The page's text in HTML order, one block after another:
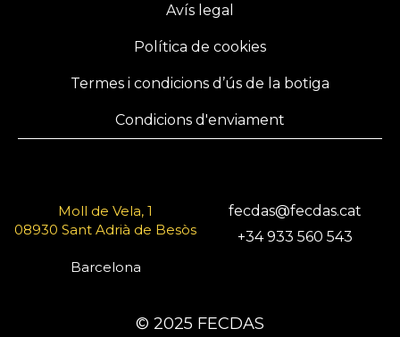
Avís legal
Política de cookies
Termes i condicions d’ús de la botiga
Condicions d'enviament
Moll de Vela, 1
08930 Sant Adrià de Besòs
Barcelona
fecdas@fecdas.cat
+34 933 560 543
© 2025 FECDAS